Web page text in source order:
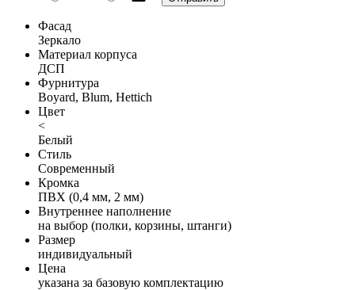
Фасад
Зеркало
Материал корпуса
ДСП
Фурнитура
Boyard, Blum, Hettich
Цвет
<
Белый
Стиль
Современный
Кромка
ПВХ (0,4 мм, 2 мм)
Внутреннее наполнение
на выбор (полки, корзины, штанги)
Размер
индивидуальный
Цена
указана за базовую комплектацию